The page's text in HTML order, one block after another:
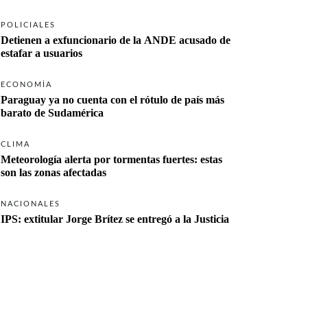
POLICIALES
Detienen a exfuncionario de la ANDE acusado de
estafar a usuarios
ECONOMÍA
Paraguay ya no cuenta con el rótulo de país más
barato de Sudamérica
CLIMA
Meteorología alerta por tormentas fuertes: estas
son las zonas afectadas
NACIONALES
IPS: extitular Jorge Brítez se entregó a la Justicia